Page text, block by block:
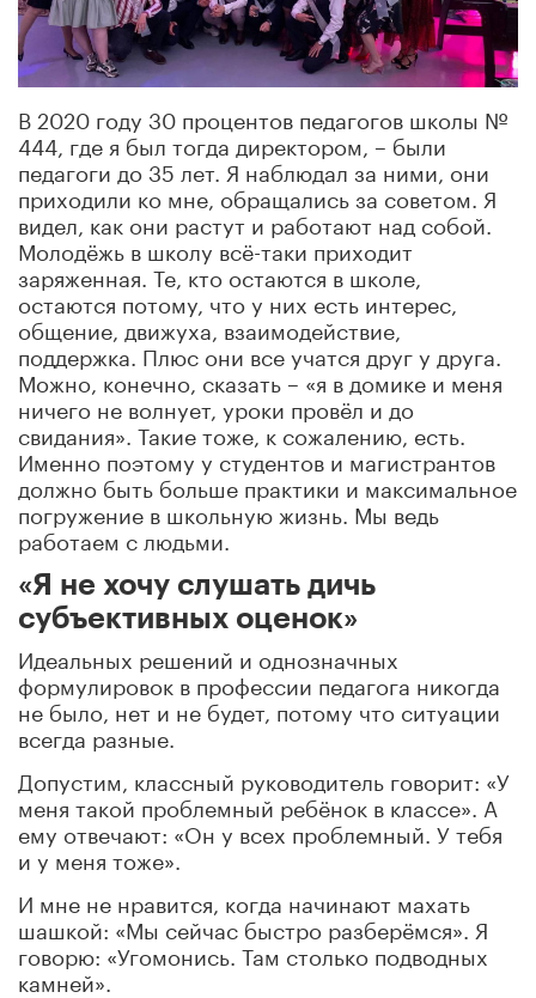
В 2020 году 30 процентов педагогов школы №
444, где я был тогда директором, – были
педагоги до 35 лет. Я наблюдал за ними, они
приходили ко мне, обращались за советом. Я
видел, как они растут и работают над собой.
Молодёжь в школу всё-таки приходит
заряженная. Те, кто остаются в школе,
остаются потому, что у них есть интерес,
общение, движуха, взаимодействие,
поддержка. Плюс они все учатся друг у друга.
Можно, конечно, сказать – «я в домике и меня
ничего не волнует, уроки провёл и до
свидания». Такие тоже, к сожалению, есть.
Именно поэтому у студентов и магистрантов
должно быть больше практики и максимальное
погружение в школьную жизнь. Мы ведь
работаем с людьми.
«Я не хочу слушать дичь
субъективных оценок»
Идеальных решений и однозначных
формулировок в профессии педагога никогда
не было, нет и не будет, потому что ситуации
всегда разные.
Допустим, классный руководитель говорит: «У
меня такой проблемный ребёнок в классе». А
ему отвечают: «Он у всех проблемный. У тебя
и у меня тоже».
И мне не нравится, когда начинают махать
шашкой: «Мы сейчас быстро разберёмся». Я
говорю: «Угомонись. Там столько подводных
камней».